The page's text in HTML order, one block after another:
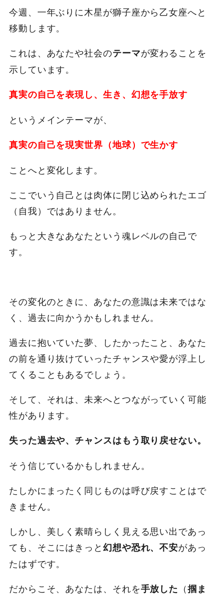
今週、一年ぶりに木星が獅子座から乙女座へと
移動します。
これは、あなたや社会のテーマが変わることを
示しています。
真実の自己を表現し、生き、幻想を手放す
というメインテーマが、
真実の自己を現実世界（地球）で生かす
ことへと変化します。
ここでいう自己とは肉体に閉じ込められたエゴ
（自我）ではありません。
もっと大きなあなたという魂レベルの自己で
す。
その変化のときに、あなたの意識は未来ではな
く、過去に向かうかもしれません。
過去に抱いていた夢、したかったこと、あなた
の前を通り抜けていったチャンスや愛が浮上し
てくることもあるでしょう。
そして、それは、未来へとつながっていく可能
性があります。
失った過去や、チャンスはもう取り戻せない。
そう信じているかもしれません。
たしかにまったく同じものは呼び戻すことはで
きません。
しかし、美しく素晴らしく見える思い出であっ
ても、そこにはきっと幻想や恐れ、不安があっ
たはずです。
だからこそ、あなたは、それを手放した （掴ま